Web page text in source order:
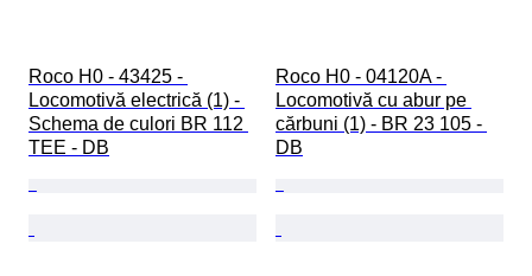
Roco H0 - 43425 -
Locomotivă electrică (1) -
Schema de culori BR 112
TEE - DB
Roco H0 - 04120A -
Locomotivă cu abur pe
cărbuni (1) - BR 23 105 -
DB